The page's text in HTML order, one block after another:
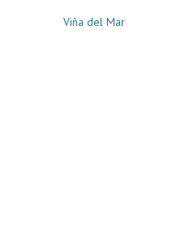
Viña del Mar